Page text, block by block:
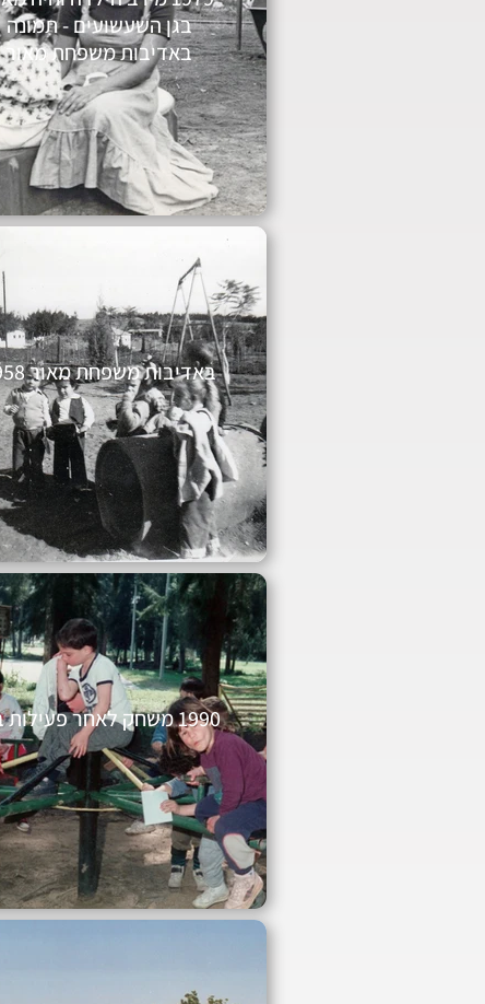
בגן השעשועים - תמונה
באדיבות משפחת מאור
באדיבות משפחת מאור 1958
1990 משחק לאחר פעילות בגן